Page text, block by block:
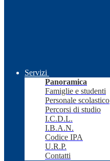
Servizi
Panoramica
Famiglie e studenti
Personale scolastico
Percorsi di studio
I.C.D.L.
I.B.A.N.
Codice IPA
U.R.P.
Contatti